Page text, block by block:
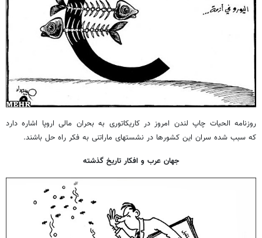
روزنامه الحیات چاپ لندن امروز در کاریکاتوری به بحران مالی اروپا اشاره دارد
که سبب شده سران این کشورها در نشستهای ماراتنی به فکر راه حل باشند.
جهان عرب و افکار تاریخ گذشته